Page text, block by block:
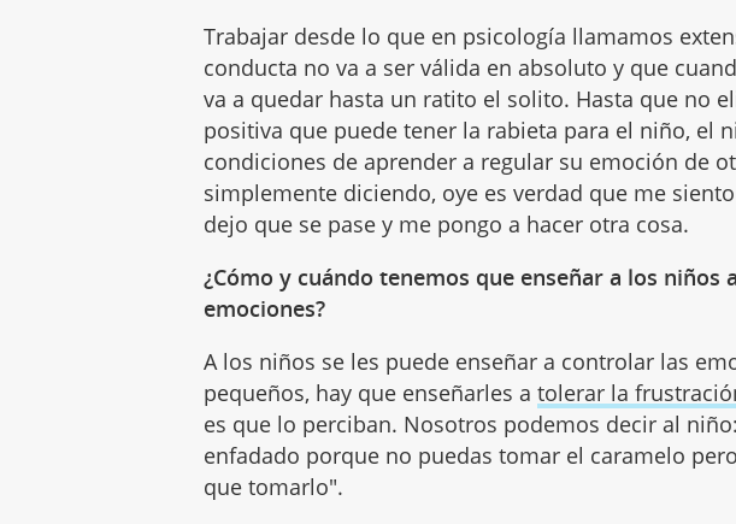
Trabajar desde lo que en psicología llamamos
conducta no va a ser válida en absoluto y que
va a quedar hasta un ratito el solito. Hasta que no
positiva que puede tener la rabieta para el niño, el
condiciones de aprender a regular su emoción de
simplemente diciendo, oye es verdad que me
dejo que se pase y me pongo a hacer otra cosa.
¿Cómo y cuándo tenemos que enseñar a los niños
emociones?
A los niños se les puede enseñar a controlar las
pequeños, hay que enseñarles atolerar la
es que lo perciban. Nosotros podemos decir al
enfadado porque no puedas tomar el caramelo
que tomarlo".